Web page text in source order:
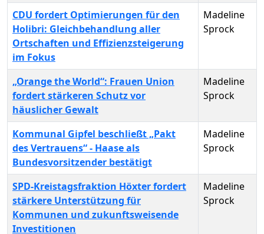
CDU fordert Optimierungen für den
Holibri: Gleichbehandlung aller
Ortschaften und Effizienzsteigerung
im Fokus
Madeline
Sprock
„Orange the World“: Frauen Union
fordert stärkeren Schutz vor
häuslicher Gewalt
Madeline
Sprock
Kommunal Gipfel beschließt „Pakt
des Vertrauens“ - Haase als
Bundesvorsitzender bestätigt
Madeline
Sprock
SPD-Kreistagsfraktion Höxter fordert
stärkere Unterstützung für
Kommunen und zukunftsweisende
Investitionen
Madeline
Sprock